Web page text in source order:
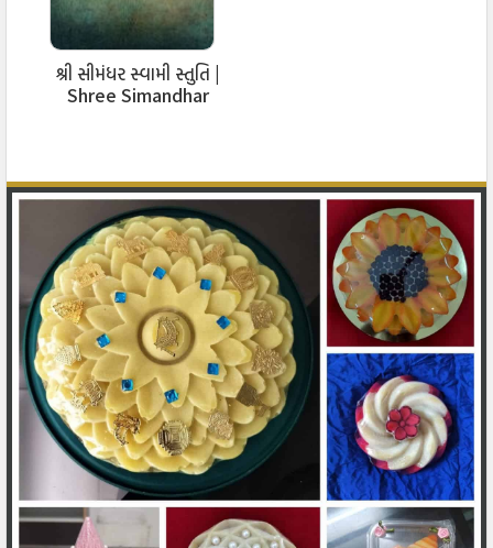
શ્રી સીમંધર સ્વામી સ્તુતિ |
Shree Simandhar